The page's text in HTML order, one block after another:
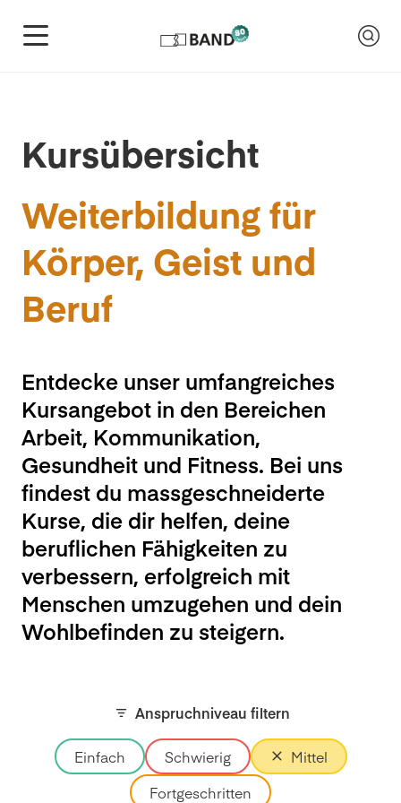
Kursübersicht
Weiterbildung für
Körper, Geist und
Beruf
Entdecke unser umfangreiches
Kursangebot in den Bereichen
Arbeit, Kommunikation,
Gesundheit und Fitness. Bei uns
findest du massgeschneiderte
Kurse, die dir helfen, deine
beruflichen Fähigkeiten zu
verbessern, erfolgreich mit
Menschen umzugehen und dein
Wohlbefinden zu steigern.
Anspruchniveau filtern
Einfach Schwierig
Mittel
Fortgeschritten